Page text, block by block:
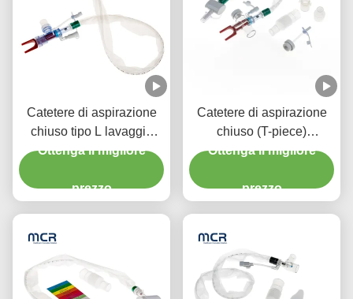
Catetere di aspirazione
chiuso tipo L lavaggio
automatico 10fr 72h
per l' ospedale
Ottenga il migliore
prezzo
Catetere di aspirazione
chiuso (T-piece)
Sciacquaggio automatico
Ottenga il migliore
prezzo